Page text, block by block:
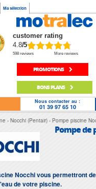
Ma sélection
customer rating
4.8/5
598 reviews More reviews
PROMOTIONS
BONS PLANS
Nous contacter au :
01 39 97 65 10
Nocchi (Pentair) Pompe piscine
Pompe de
Nocchi vous permettront
de votre piscine.